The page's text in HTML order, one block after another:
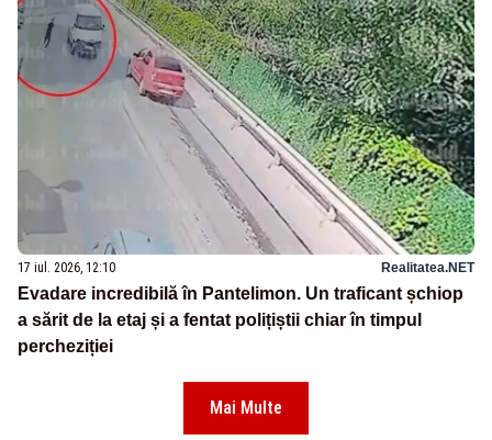
17 iul. 2026, 12:10 Realitatea.NET
Evadare incredibilă în Pantelimon. Un traficant șchiop
a sărit de la etaj și a fentat polițiștii chiar în timpul
percheziției
Mai Multe